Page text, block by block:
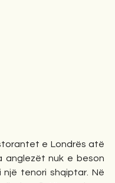
e Londrës atë
anglezët nuk e beson
një tenori shqiptar. Në